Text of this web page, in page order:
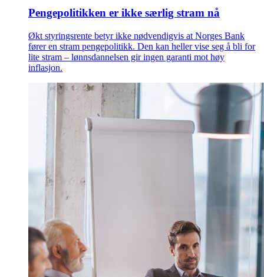
Pengepolitikken er ikke særlig stram nå
Økt styringsrente betyr ikke nødvendigvis at Norges Bank
fører en stram pengepolitikk. Den kan heller vise seg å bli for
lite stram – lønnsdannelsen gir ingen garanti mot høy
inflasjon.